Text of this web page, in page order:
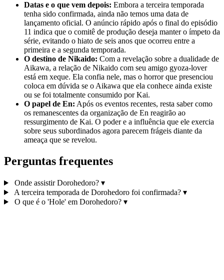
Datas e o que vem depois: Embora a terceira temporada
tenha sido confirmada, ainda não temos uma data de
lançamento oficial. O anúncio rápido após o final do episódio
11 indica que o comitê de produção deseja manter o ímpeto da
série, evitando o hiato de seis anos que ocorreu entre a
primeira e a segunda temporada.
O destino de Nikaido: Com a revelação sobre a dualidade de
Aikawa, a relação de Nikaido com seu amigo gyoza-lover
está em xeque. Ela confia nele, mas o horror que presenciou
coloca em dúvida se o Aikawa que ela conhece ainda existe
ou se foi totalmente consumido por Kai.
O papel de En: Após os eventos recentes, resta saber como
os remanescentes da organização de En reagirão ao
ressurgimento de Kai. O poder e a influência que ele exercia
sobre seus subordinados agora parecem frágeis diante da
ameaça que se revelou.
Perguntas frequentes
Onde assistir Dorohedoro? ▾
A terceira temporada de Dorohedoro foi confirmada? ▾
O que é o 'Hole' em Dorohedoro? ▾